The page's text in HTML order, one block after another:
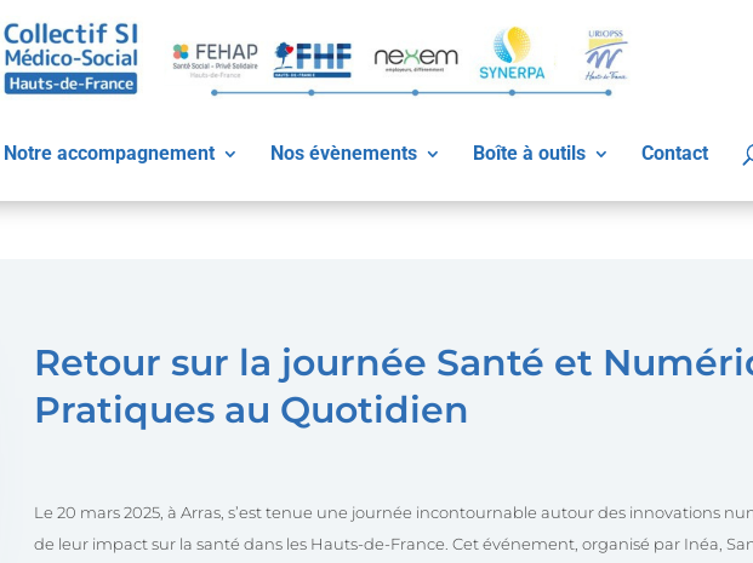
Notre accompagnement Nos évènements Boîte à outils Contact
Retour sur la journée Santé et
Pratiques au Quotidien
Le 20 mars 2025, à Arras, s’est tenue une journée incontournable autour des innovations
de leur impact sur la santé dans les Hauts-de-France. Cet événement, organisé par Inéa,